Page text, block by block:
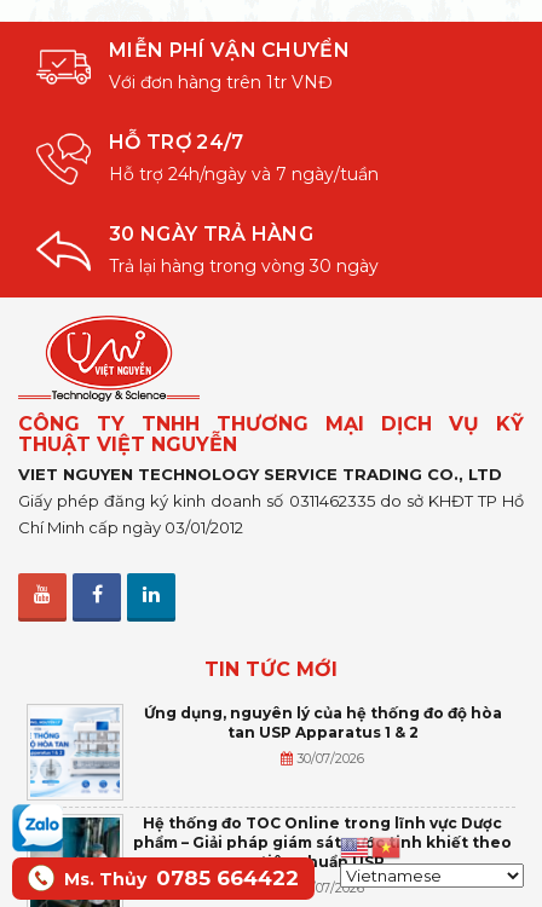
MIỄN PHÍ VẬN CHUYỂN
Với đơn hàng trên 1tr VNĐ
HỖ TRỢ 24/7
Hỗ trợ 24h/ngày và 7 ngày/tuần
30 NGÀY TRẢ HÀNG
Trả lại hàng trong vòng 30 ngày
CÔNG TY TNHH THƯƠNG MẠI DỊCH VỤ KỸ
THUẬT VIỆT NGUYỄN
VIET NGUYEN TECHNOLOGY SERVICE TRADING CO., LTD
Giấy phép đăng ký kinh doanh số 0311462335 do sở KHĐT TP Hồ
Chí Minh cấp ngày 03/01/2012
TIN TỨC MỚI
Ứng dụng, nguyên lý của hệ thống đo độ hòa
tan USP Apparatus 1 & 2
30/07/2026
Hệ thống đo TOC Online trong lĩnh vực Dược
phẩm – Giải pháp giám sát nước tinh khiết theo
tiêu chuẩn USP
14/07/2026
Ms. Thủy 0785 664422